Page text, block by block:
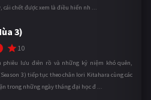
cái chết được xem là điều hiển nh ...
3)
10
phiêu lưu điên rồ và những kỷ niệm khó quên,
3) tiếp tục theo chân Iori Kitahara cùng các
trong những ngày tháng đại học đ ...